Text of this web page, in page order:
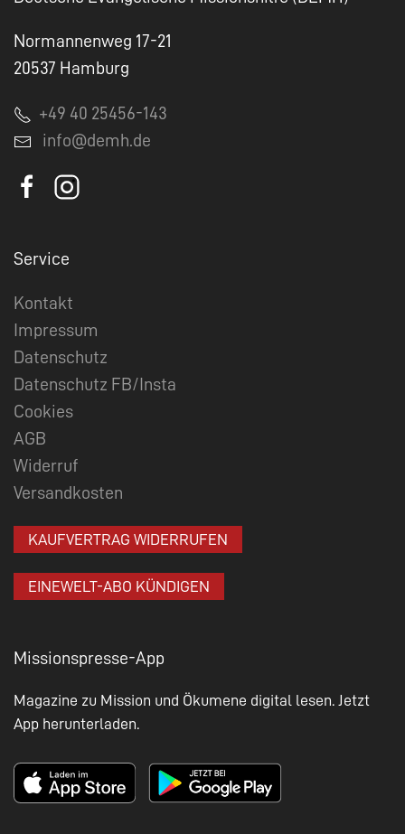
Normannenweg 17-21
20537 Hamburg
+49 40 25456-143
info@demh.de
Service
Kontakt
Impressum
Datenschutz
Datenschutz FB/Insta
Cookies
AGB
Widerruf
Versandkosten
KAUFVERTRAG WIDERRUFEN
EINEWELT-ABO KÜNDIGEN
Missionspresse-App
Magazine zu Mission und Ökumene digital lesen. Jetzt
App herunterladen.